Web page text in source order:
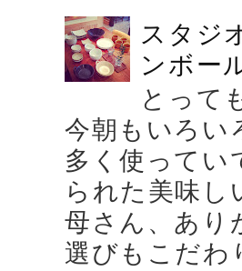
スタジ
ンボー
とって
今朝もいろい
多く使ってい
られた美味
母さん、あり
選びもこだ